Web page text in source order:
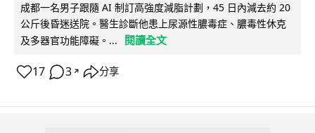
成都一名男子跟隨 AI 制訂高強度減脂計劃，45 日內減去約 20
公斤後昏迷送院。醫生診斷他患上尿源性膿毒症、膿毒性休克
及多器官功能障礙。...
閱讀全文
17 3 ↗ 分享